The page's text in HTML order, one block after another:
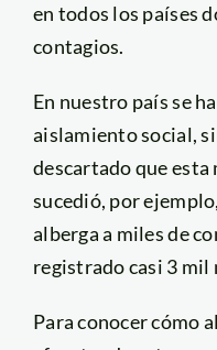
en todos los países
contagios.
En nuestro país se
aislamiento social,
descartado que esta
sucedió, por
alberga a miles de
registrado casi 3 mil
Para conocer cómo